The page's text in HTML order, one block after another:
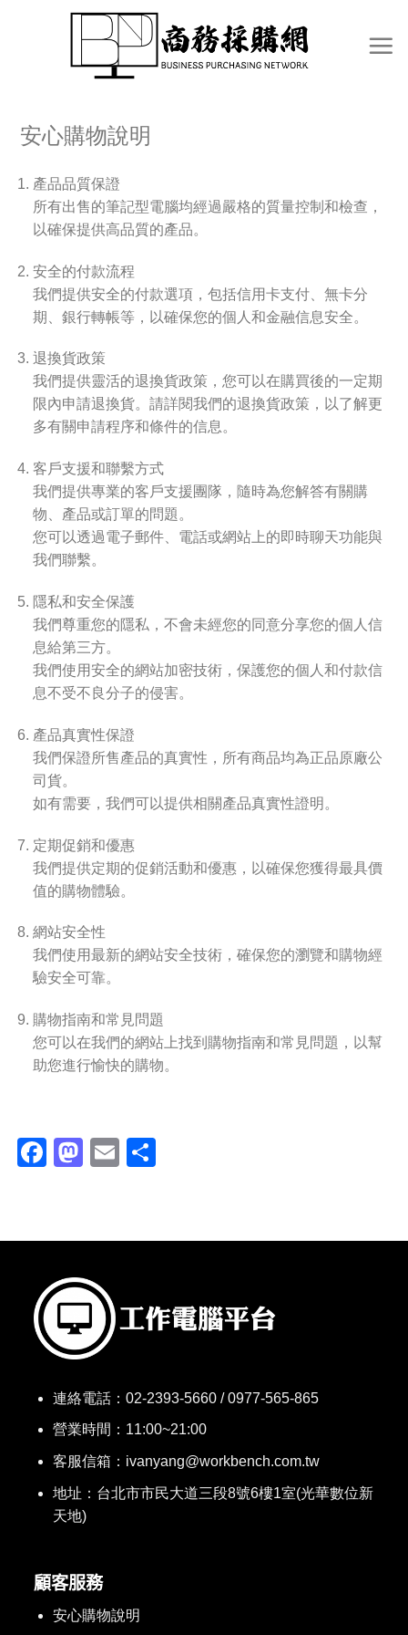
安心購物說明
產品品質保證
所有出售的筆記型電腦均經過嚴格的質量控制和檢查，
以確保提供高品質的產品。
安全的付款流程
我們提供安全的付款選項，包括信用卡支付、無卡分
期、銀行轉帳等，以確保您的個人和金融信息安全。
退換貨政策
我們提供靈活的退換貨政策，您可以在購買後的一定期
限內申請退換貨。請詳閱我們的退換貨政策，以了解更
多有關申請程序和條件的信息。
客戶支援和聯繫方式
我們提供專業的客戶支援團隊，隨時為您解答有關購
物、產品或訂單的問題。
您可以透過電子郵件、電話或網站上的即時聊天功能與
我們聯繫。
隱私和安全保護
我們尊重您的隱私，不會未經您的同意分享您的個人信
息給第三方。
我們使用安全的網站加密技術，保護您的個人和付款信
息不受不良分子的侵害。
產品真實性保證
我們保證所售產品的真實性，所有商品均為正品原廠公
司貨。
如有需要，我們可以提供相關產品真實性證明。
定期促銷和優惠
我們提供定期的促銷活動和優惠，以確保您獲得最具價
值的購物體驗。
網站安全性
我們使用最新的網站安全技術，確保您的瀏覽和購物經
驗安全可靠。
購物指南和常見問題
您可以在我們的網站上找到購物指南和常見問題，以幫
助您進行愉快的購物。
Facebook
Mastodon
Email
連絡電話：02-2393-5660 / 0977-565-865
營業時間：11:00~21:00
客服信箱：ivanyang@workbench.com.tw
地址：台北市市民大道三段8號6樓1室(光華數位新
天地)
顧客服務
安心購物說明